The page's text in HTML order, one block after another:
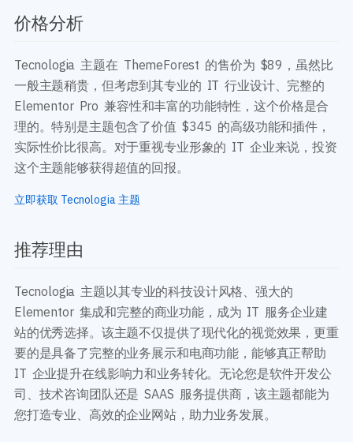
价格分析
Tecnologia 主题在 ThemeForest 的售价为 $89，虽然比
一般主题稍贵，但考虑到其专业的 IT 行业设计、完整的
Elementor Pro 兼容性和丰富的功能特性，这个价格是合
理的。特别是主题包含了价值 $345 的高级功能和插件，
实际性价比很高。对于重视专业形象的 IT 企业来说，投资
这个主题能够获得超值的回报。
立即获取 Tecnologia 主题
推荐理由
Tecnologia 主题以其专业的科技设计风格、强大的
Elementor 集成和完整的商业功能，成为 IT 服务企业建
站的优秀选择。该主题不仅提供了现代化的视觉效果，更重
要的是具备了完整的业务展示和电商功能，能够真正帮助
IT 企业提升在线影响力和业务转化。无论您是软件开发公
司、技术咨询团队还是 SAAS 服务提供商，该主题都能为
您打造专业、高效的企业网站，助力业务发展。